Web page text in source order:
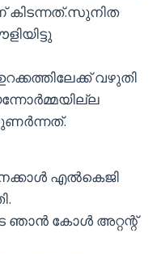
കിടന്നത്.സുനിത
വഴുതി
എൽകെജി
ഞാൻ കോൾ അറ്റന്റ്